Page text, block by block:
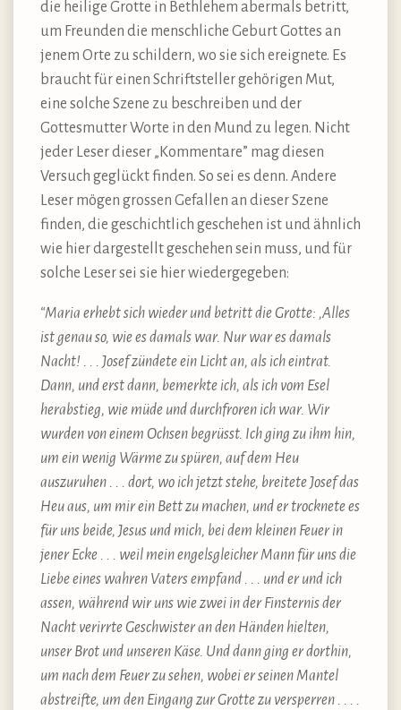
die heilige Grotte in Bethlehem abermals betritt,
um Freunden die menschliche Geburt Gottes an
jenem Orte zu schildern, wo sie sich ereignete. Es
braucht für einen Schriftsteller gehörigen Mut,
eine solche Szene zu beschreiben und der
Gottesmutter Worte in den Mund zu legen. Nicht
jeder Leser dieser „Kommentare” mag diesen
Versuch geglückt finden. So sei es denn. Andere
Leser mögen grossen Gefallen an dieser Szene
finden, die geschichtlich geschehen ist und ähnlich
wie hier dargestellt geschehen sein muss, und für
solche Leser sei sie hier wiedergegeben:
“Maria erhebt sich wieder und betritt die Grotte: ‚Alles
ist genau so, wie es damals war. Nur war es damals
Nacht! . . . Josef zündete ein Licht an, als ich eintrat.
Dann, und erst dann, bemerkte ich, als ich vom Esel
herabstieg, wie müde und durchfroren ich war. Wir
wurden von einem Ochsen begrüsst. Ich ging zu ihm hin,
um ein wenig Wärme zu spüren, auf dem Heu
auszuruhen . . . dort, wo ich jetzt stehe, breitete Josef das
Heu aus, um mir ein Bett zu machen, und er trocknete es
für uns beide, Jesus und mich, bei dem kleinen Feuer in
jener Ecke . . . weil mein engelsgleicher Mann für uns die
Liebe eines wahren Vaters empfand . . . und er und ich
assen, während wir uns wie zwei in der Finsternis der
Nacht verirrte Geschwister an den Händen hielten,
unser Brot und unseren Käse. Und dann ging er dorthin,
um nach dem Feuer zu sehen, wobei er seinen Mantel
abstreifte, um den Eingang zur Grotte zu versperren . . . .